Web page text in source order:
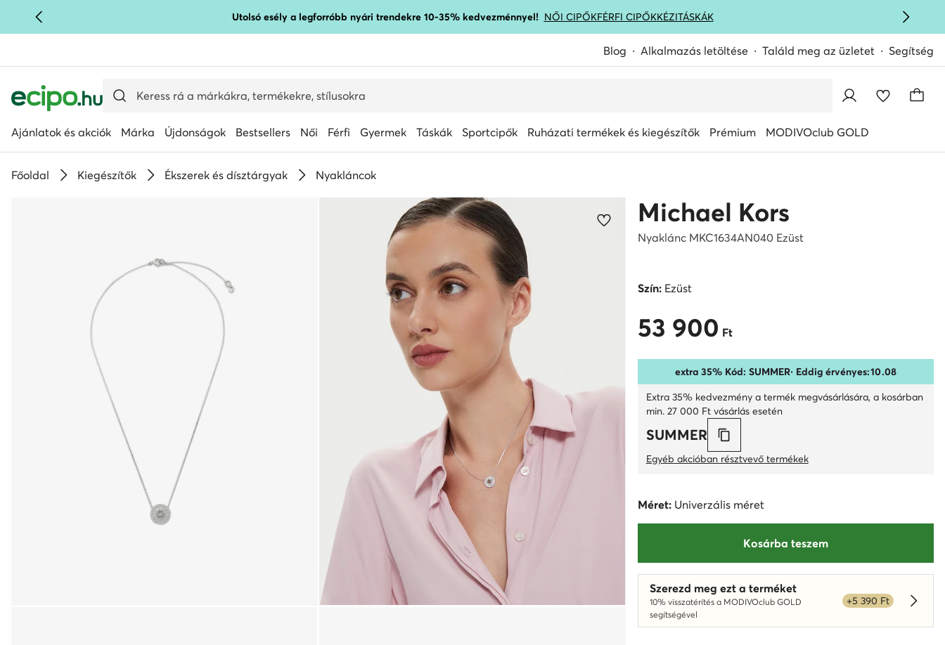
UGRÁS A FŐ TARTALOMRA Utolsó esély a legforróbb nyári trendekre 10-35% kedvezménnyel! NŐI CIPŐKFÉRFI CIPŐKKÉZITÁSKÁK
Blog Alkalmazás letöltése Találd meg az üzletet Segítség
Ajánlatok és akciók Márka Újdonságok Bestsellers Női Férfi Gyermek Táskák Sportcipők Ruházati termékek és kiegészítők Prémium MODIVOclub GOLD
Főoldal Kiegészítők Ékszerek és dísztárgyak Nyakláncok
Michael Kors
Nyaklánc MKC1634AN040 Ezüst
Szín:Ezüst
53 900 Ft
53 900 Ft
extra 35% Kód: SUMMER· Eddig érvényes:10.08
Extra 35% kedvezmény a termék megvásárlására, a kosárban
min. 27 000 Ft vásárlás esetén
SUMMER
Egyéb akcióban résztvevő termékek
Méret: Univerzális méret
Kosárba teszem
Szerezd meg ezt a terméket
10% visszatérítés a MODIVOclub GOLD
segítségével
+5 390 Ft